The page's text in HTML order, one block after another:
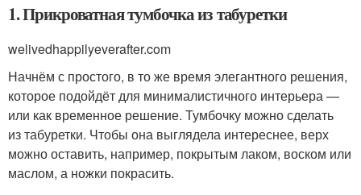
1. Прикроватная тумбочка из табуретки
welivedhappilyeverafter.com
Начнём с простого, в то же время элегантного решения,
которое подойдёт для минималистичного интерьера —
или как временное решение. Тумбочку можно сделать
из табуретки. Чтобы она выглядела интереснее, верх
можно оставить, например, покрытым лаком, воском или
маслом, а ножки покрасить.